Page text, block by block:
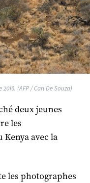
(AFP / Carl De Souza)
deux jeunes
les
avec la
les photographes